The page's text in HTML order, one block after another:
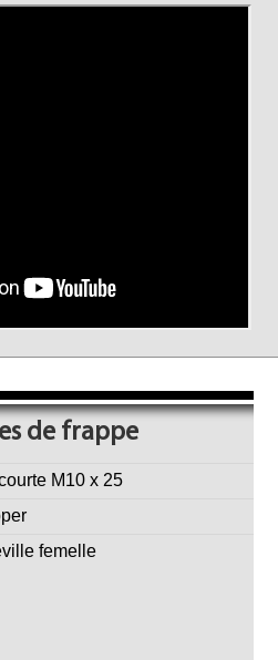
de frappe
M10 x 25
femelle